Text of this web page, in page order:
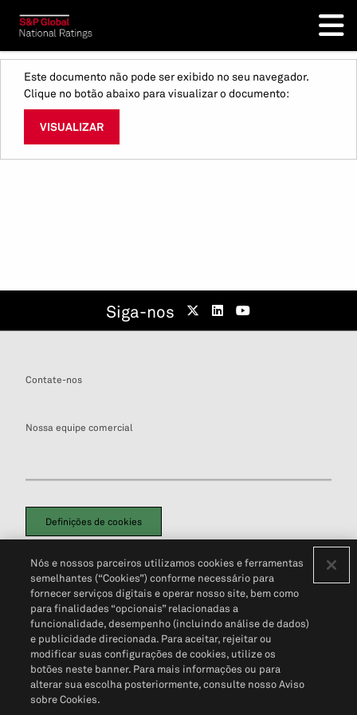
Este documento não pode ser exibido no seu navegador.
Clique no botão abaixo para visualizar o documento:
VISUALIZAR
Siga-nos
Contate-nos
Nossa equipe comercial
Definições de cookies
Política de PrivacidadePortal de privacidade do cliente (em inglês)
Não Venda Minhas Informações Pessoais© 2026 S&P Global
Nós e nossos parceiros utilizamos cookies e ferramentas
semelhantes (“Cookies”) conforme necessário para
fornecer serviços digitais e operar nosso site, bem como
para finalidades “opcionais” relacionadas a
funcionalidade, desempenho (incluindo análise de dados)
e publicidade direcionada. Para aceitar, rejeitar ou
modificar suas configurações de cookies, utilize os
botões neste banner. Para mais informações ou para
alterar sua escolha posteriormente, consulte nosso Aviso
sobre Cookies.